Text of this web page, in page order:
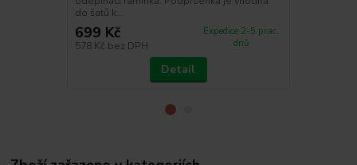
do šatů k...
699 Kč
578 Kč bez DPH
Expedice 2-5 prac.
dnů
Detail